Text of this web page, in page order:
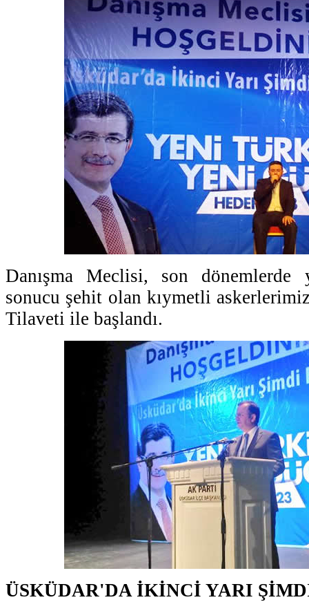
Danışma Meclisi, son dönemlerde
sonucu şehit olan kıymetli
Tilaveti ile başlandı.
ÜSKÜDAR'DA İKİNCİ YARI